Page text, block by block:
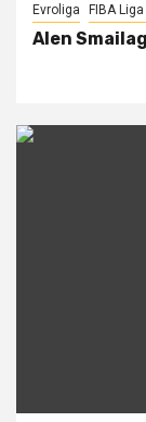
Evroliga FIBA
Alen